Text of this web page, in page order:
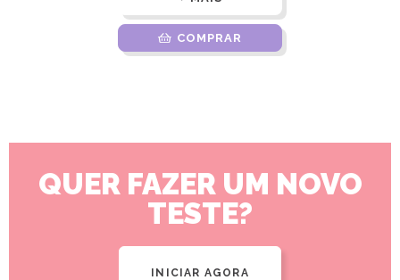
COMPRAR
QUER FAZER UM NOVO
TESTE?
INICIAR AGORA